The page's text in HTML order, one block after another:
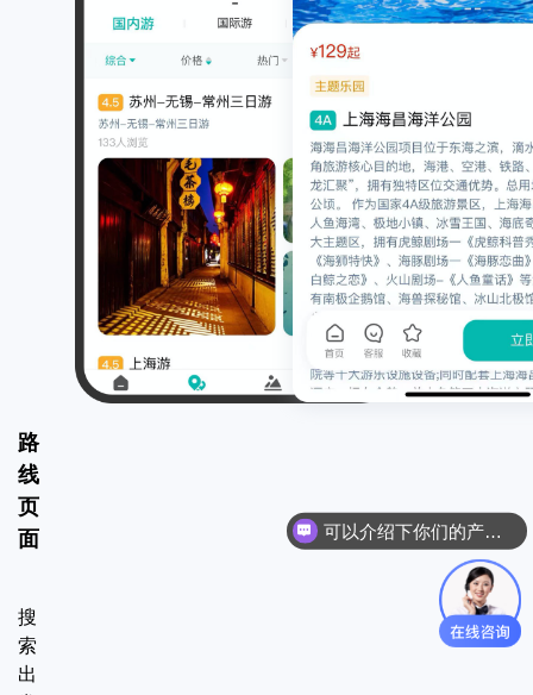
路
线
页
面
搜
索
出
可以介绍下你们的产品么
你们是怎么收费的呢